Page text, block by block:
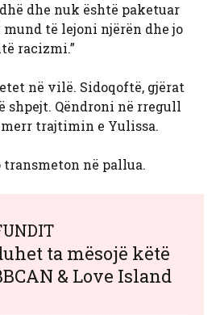
dhe nuk është paketuar
të lejoni njërën dhe jo
racizmi.”
në vilë. Sidoqoftë, gjërat
shpejt. Qëndroni në rregull
merr trajtimin e Yulissa.
transmeton në pallua.
ta mësojë këtë
& Love Island